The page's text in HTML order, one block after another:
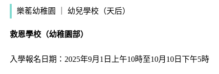
樂䔄幼稚園 ｜ 幼兒學校（天后）
救恩學校（幼稚園部）
入學報名日期：2025年9月1日上午10時至10月10日下午5時